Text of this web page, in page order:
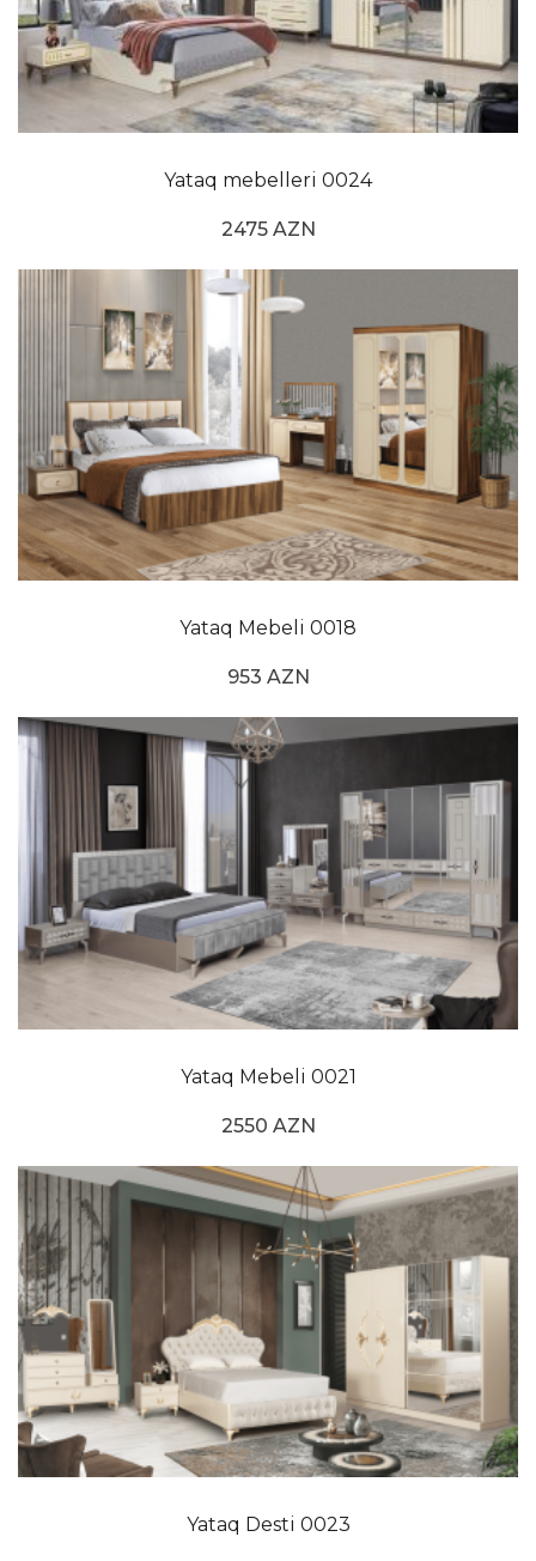
Yataq mebelleri 0024
2475 AZN
Yataq Mebeli 0018
953 AZN
Yataq Mebeli 0021
2550 AZN
Yataq Desti 0023